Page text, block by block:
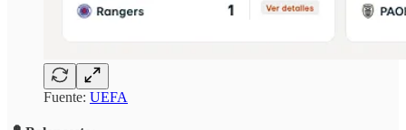
Fuente: UEFA